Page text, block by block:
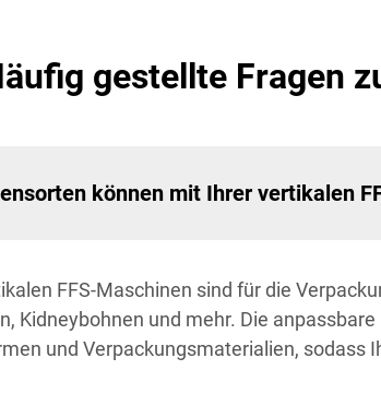
gestellte Fragen
können mit Ihrer vertikalen
FFS-Maschinen sind für die
Kidneybohnen und mehr. Die
und Verpackungsmaterialien,